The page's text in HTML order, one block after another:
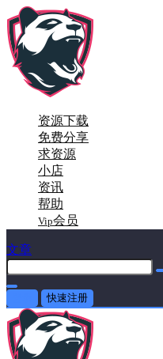
资源下载
免费分享
求资源
小店
资讯
帮助
Vip会员
文章
快速注册